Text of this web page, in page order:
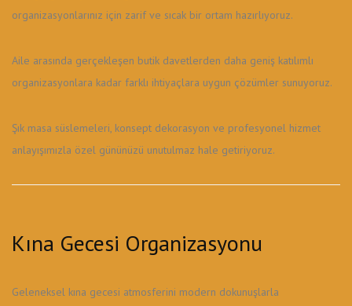
organizasyonlarınız için zarif ve sıcak bir ortam hazırlıyoruz.
Aile arasında gerçekleşen butik davetlerden daha geniş katılımlı
organizasyonlara kadar farklı ihtiyaçlara uygun çözümler sunuyoruz.
Şık masa süslemeleri, konsept dekorasyon ve profesyonel hizmet
anlayışımızla özel gününüzü unutulmaz hale getiriyoruz.
Kına Gecesi Organizasyonu
Geleneksel kına gecesi atmosferini modern dokunuşlarla